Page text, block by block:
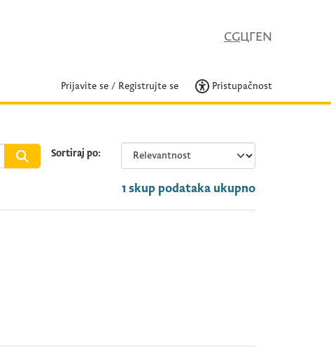
CGЦГEN
Prijavite se / Registrujte se Pristupačnost
Sortiraj po
1 skup podataka ukupno